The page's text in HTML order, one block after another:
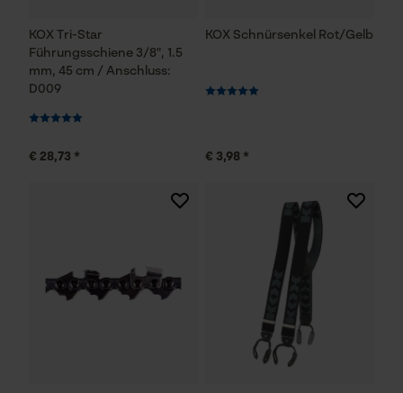
KOX Tri-Star
Führungsschiene 3/8", 1.5
mm, 45 cm / Anschluss:
D009
€ 28,73 *
KOX Schnürsenkel Rot/Gelb
€ 3,98 *